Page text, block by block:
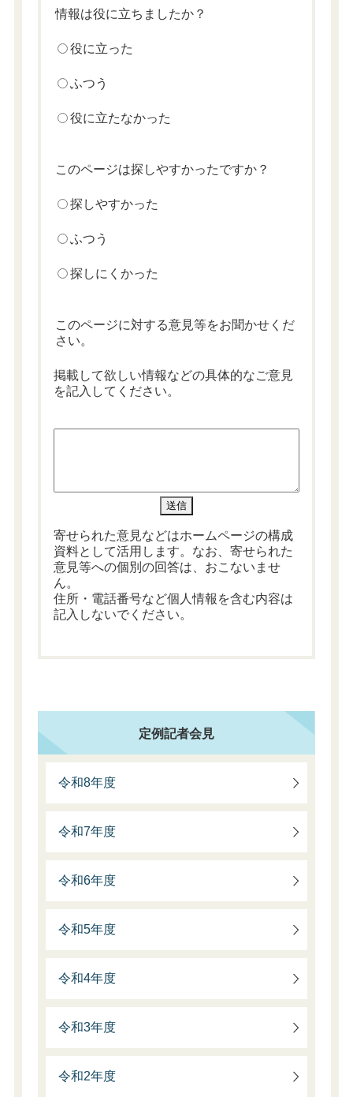
情報は役に立ちましたか？
役に立った
ふつう
役に立たなかった
このページは探しやすかったですか？
探しやすかった
ふつう
探しにくかった
このページに対する意見等をお聞かせくだ
さい。
掲載して欲しい情報などの具体的なご意見
を記入してください。
寄せられた意見などはホームページの構成
資料として活用します。なお、寄せられた
意見等への個別の回答は、おこないませ
ん。
住所・電話番号など個人情報を含む内容は
記入しないでください。
定例記者会見
令和8年度
令和7年度
令和6年度
令和5年度
令和4年度
令和3年度
令和2年度